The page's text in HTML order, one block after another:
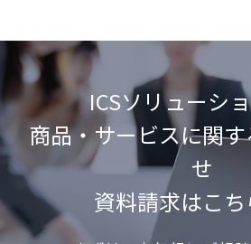
ICSソリューシ
商品・サービスに関
せ
資料請求はこち